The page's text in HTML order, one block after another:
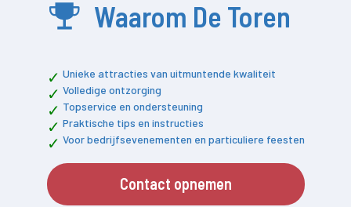
Waarom De Toren
Unieke attracties van uitmuntende kwaliteit
Volledige ontzorging
Topservice en ondersteuning
Praktische tips en instructies
Voor bedrijfsevenementen en particuliere feesten
Contact opnemen